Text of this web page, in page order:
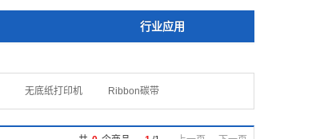
行业应用
无底纸打印机 Ribbon碳带